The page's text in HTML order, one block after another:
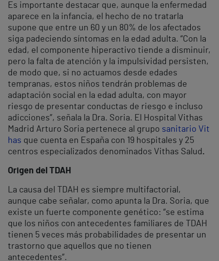
Es importante destacar que, aunque la enfermedad
aparece en la infancia, el hecho de no tratarla
supone que entre un 60 y un 80% de los afectados
siga padeciendo síntomas en la edad adulta. “Con la
edad, el componente hiperactivo tiende a disminuir,
pero la falta de atención y la impulsividad persisten,
de modo que, si no actuamos desde edades
tempranas, estos niños tendrán problemas de
adaptación social en la edad adulta, con mayor
riesgo de presentar conductas de riesgo e incluso
adicciones”, señala la Dra. Soria. El Hospital Vithas
Madrid Arturo Soria pertenece al grupo sanitario Vit
has que cuenta en España con 19 hospitales y 25
centros especializados denominados Vithas Salud .
Origen del TDAH
La causa del TDAH es siempre multifactorial,
aunque cabe señalar, como apunta la Dra. Soria, que
existe un fuerte componente genético: “se estima
que los niños con antecedentes familiares de TDAH
tienen 5 veces más probabilidades de presentar un
trastorno que aquellos que no tienen
antecedentes”.